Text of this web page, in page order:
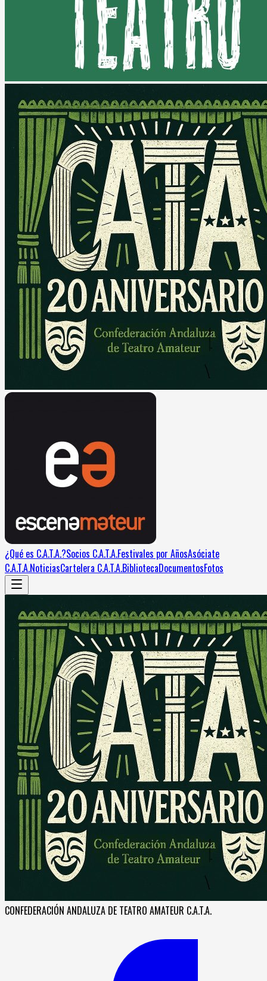
¿Qué es C.A.T.A.?Socios C.A.T.A.Festivales por AñosAsóciate
C.A.T.A.NoticiasCartelera C.A.T.A.BibliotecaDocumentosFotos
CONFEDERACIÓN ANDALUZA DE TEATRO AMATEUR C.A.T.A.